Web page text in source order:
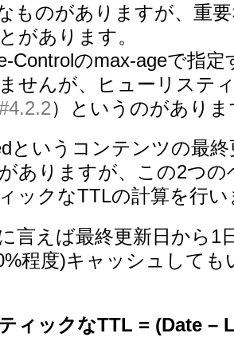
ものがありますが、重
があります。
Controlのmax-ageで指
せんが、ヒューリステ
）というのがありま
というコンテンツの最
ありますが、この2つ
ックなTTLの計算を行い
言えば最終更新日から1
程度)キャッシュして
ィックなTTL = (Date –